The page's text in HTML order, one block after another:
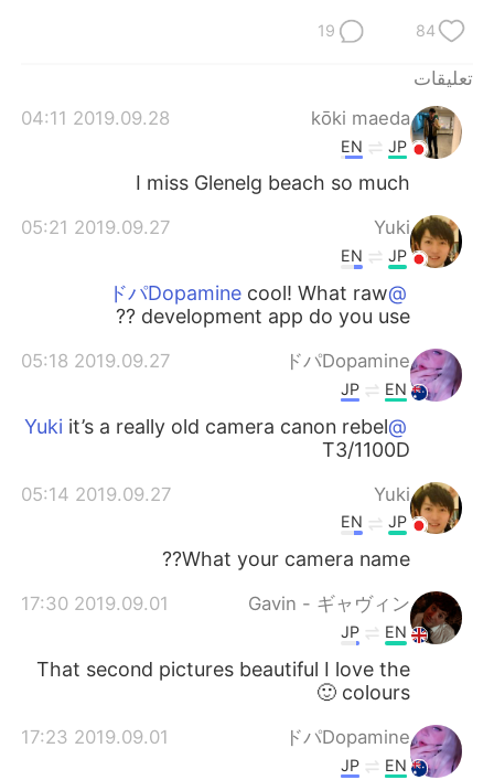
84
19
تعليقات
kōki maeda
2019.09.28 04:11
JP
EN
I miss Glenelg beach so much
Yuki
2019.09.27 05:21
JP
EN
@ドパDopamine
cool! What raw
development app do you use ??
ドパDopamine
2019.09.27 05:18
EN
JP
@Yuki
it’s a really old camera canon rebel
T3/1100D
Yuki
2019.09.27 05:14
JP
EN
What your camera name??
Gavin - ギャヴィン
2019.09.01 17:30
EN
JP
That second pictures beautiful I love the
colours 🙂
ドパDopamine
2019.09.01 17:23
EN
JP